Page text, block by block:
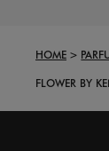
HOME
FLOWER BY